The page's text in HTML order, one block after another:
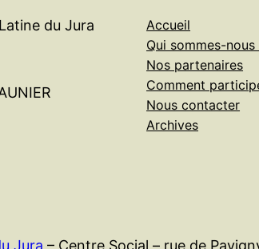
du Jura
Accueil
Qui sommes-nous
Nos partenaires
Comment
Nous contacter
Archives
Jura – Centre Social – rue de